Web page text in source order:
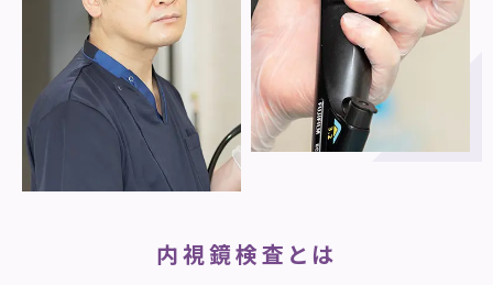
内視鏡検査とは